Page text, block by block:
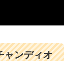
ンディオ